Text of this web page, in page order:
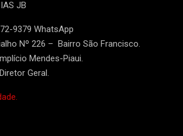
JB
9379 WhatsApp
Nº 226 – Bairro São Francisco.
Mendes-Piaui.
Geral.